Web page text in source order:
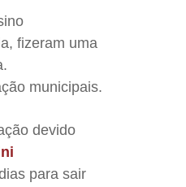
fizeram uma
municipais.
devido
para sair